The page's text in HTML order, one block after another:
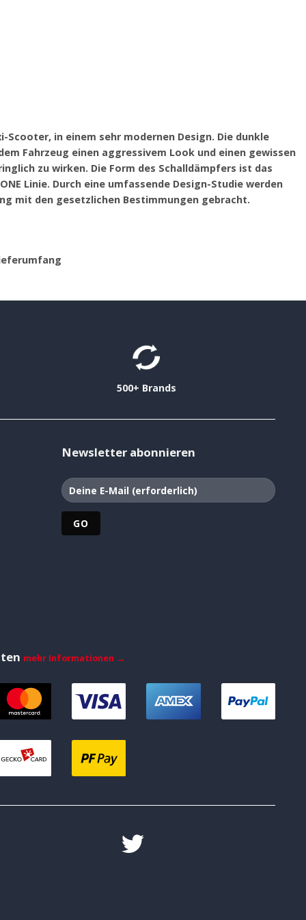
Scooter, in einem sehr modernen Design. Die dunkle
Fahrzeug einen aggressivem Look und einen gewissen
zu wirken. Die Form des Schalldämpfers ist das
Linie. Durch eine umfassende Design-Studie werden
mit den gesetzlichen Bestimmungen gebracht.
500+ Brands
Newsletter abonnieren
mehr Informationen →